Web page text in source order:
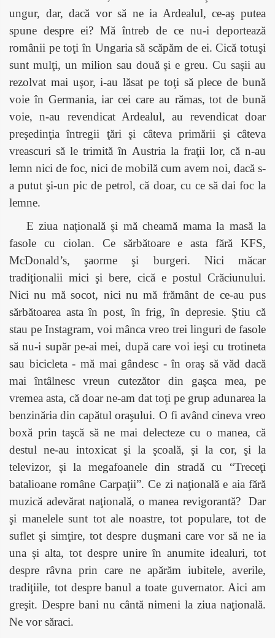
ungur, dar, dacă vor să ne ia Ardealul, ce-aş putea
spune despre ei? Mă întreb de ce nu-i deportează
românii pe toţi în Ungaria să scăpăm de ei. Cică totuşi
sunt mulţi, un milion sau două şi e greu. Cu saşii au
rezolvat mai uşor, i-au lăsat pe toţi să plece de bună
voie în Germania, iar cei care au rămas, tot de bună
voie, n-au revendicat Ardealul, au revendicat doar
preşedinţia întregii ţări şi câteva primării şi câteva
vreascuri să le trimită în Austria la fraţii lor, că n-au
lemn nici de foc, nici de mobilă cum avem noi, dacă s-
a putut şi-un pic de petrol, că doar, cu ce să dai foc la
lemne.
E ziua naţională şi mă cheamă mama la masă la
fasole cu ciolan. Ce sărbătoare e asta fără KFS,
McDonald’s, şaorme şi burgeri. Nici măcar
tradiţionalii mici şi bere, cică e postul Crăciunului.
Nici nu mă socot, nici nu mă frământ de ce-au pus
sărbătoarea asta în post, în frig, în depresie. Ştiu că
stau pe Instagram, voi mânca vreo trei linguri de fasole
să nu-i supăr pe-ai mei, după care voi ieşi cu trotineta
sau bicicleta - mă mai gândesc - în oraş să văd dacă
mai întâlnesc vreun cutezător din gaşca mea, pe
vremea asta, că doar ne-am dat toţi pe grup adunarea la
benzinăria din capătul oraşului. O fi având cineva vreo
boxă prin taşcă să ne mai delecteze cu o manea, că
destul ne-au intoxicat şi la şcoală, şi la cor, şi la
televizor, şi la megafoanele din stradă cu “Treceţi
batalioane române Carpaţii”. Ce zi naţională e aia fără
muzică adevărat naţională, o manea revigorantă?
Dar
şi manelele sunt tot ale noastre, tot populare, tot de
suflet şi simţire, tot despre duşmani care vor să ne ia
una şi alta, tot despre unire în anumite idealuri, tot
despre râvna prin care ne apărăm iubitele, averile,
tradiţiile, tot despre banul a toate guvernator. Aici am
greşit. Despre bani nu cântă nimeni la ziua naţională.
Ne vor săraci.